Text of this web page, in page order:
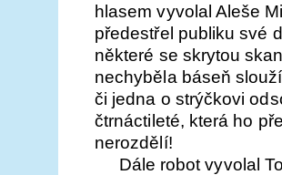
hlasem vyvolal Aleše
předestřel publiku své
některé se skrytou
nechyběla báseň
či jedna o strýčkovi
čtrnáctileté, která ho
nerozdělí!
Dále robot vyvolal